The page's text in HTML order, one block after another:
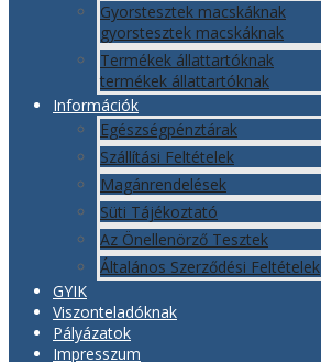
Gyorstesztek macskáknak
gyorstesztek macskáknak
Termékek állattartóknak
termékek állattartóknak
Információk
Egészségpénztárak
Szállítási Feltételek
Magánrendelések
Süti Tájékoztató
Az Önellenörző Tesztek
Általános Szerződési Feltételek
GYIK
Viszonteladóknak
Pályázatok
Impresszum